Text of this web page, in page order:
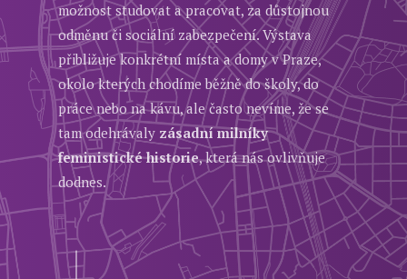
možnost studovat a pracovat, za důstojnou
odměnu či sociální zabezpečení. Výstava
přibližuje konkrétní místa a domy v Praze,
okolo kterých chodíme běžně do školy, do
práce nebo na kávu, ale často nevíme, že se
tam odehrávaly zásadní milníky
feministické historie, která nás ovlivňuje
dodnes.